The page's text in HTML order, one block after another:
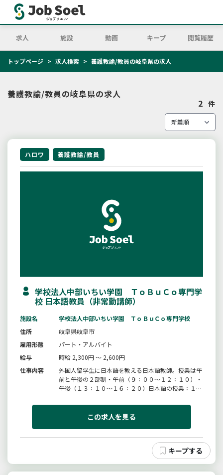
求人 施設 動画 キープ 閲覧履歴
トップページ 求人検索 養護教諭/教員の岐阜県の求人
養護教諭/教員の岐阜県の求人
2 件
ハロワ 養護教諭/教員
学校法人中部いちい学園 ＴｏＢｕＣｏ専門学
校 日本語教員（非常勤講師）
施設名
学校法人中部いちい学園 ＴｏＢｕＣｏ専門学校
住所
岐阜県岐阜市
雇用形態
パート・アルバイト
給与
時給 2,300円 ～ 2,600円
仕事内容
外国人留学生に日本語を教える日本語教師。授業は午
前と午後の２部制・午前（９：００〜１２：１０）・
午後（１３：１０〜１６：２０）日本語の授業：１日
や時間は相談可能。※未経験者歓迎変更範囲：変更な
この求人を見る